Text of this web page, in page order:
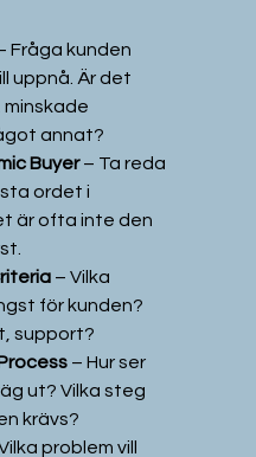
Fråga kunden
uppnå. Är det
annat?
Buyer – Ta reda
ordet i
är ofta inte den
– Vilka
för kunden?
support?
– Hur ser
ut? Vilka steg
krävs?
problem vill